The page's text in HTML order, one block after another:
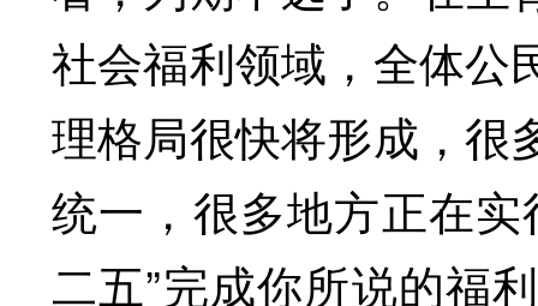
社会福利领域，全体公
理格局很快将形成，很
统一，很多地方正在
二五”完成你所说的福